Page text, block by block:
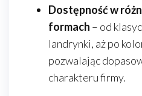
Dostępność w
formach – od
landrynki, aż po
pozwalając
charakteru firmy.